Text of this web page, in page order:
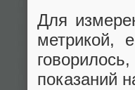
Для
метрикой,
показаний